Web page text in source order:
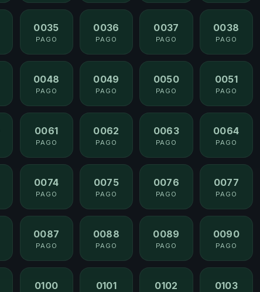
0035
PAGO
0036
PAGO
0037
PAGO
0038
PAGO
0048
PAGO
0049
PAGO
0050
PAGO
0051
PAGO
0061
PAGO
0062
PAGO
0063
PAGO
0064
PAGO
0074
PAGO
0075
PAGO
0076
PAGO
0077
PAGO
0087
PAGO
0088
PAGO
0089
PAGO
0090
PAGO
0100 0101 0102 0103